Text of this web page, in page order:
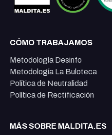
CÓMO TRABAJAMOS
Metodología Desinfo
Metodología La Buloteca
Política de Neutralidad
Política de Rectificación
MÁS SOBRE MALDITA.ES